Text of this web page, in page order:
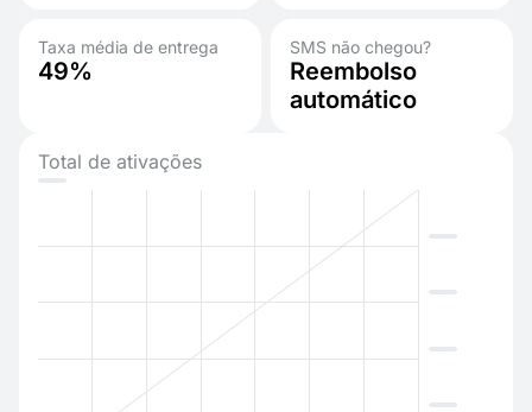
Taxa média de entrega
49%
SMS não chegou?
Reembolso
automático
Total de ativações